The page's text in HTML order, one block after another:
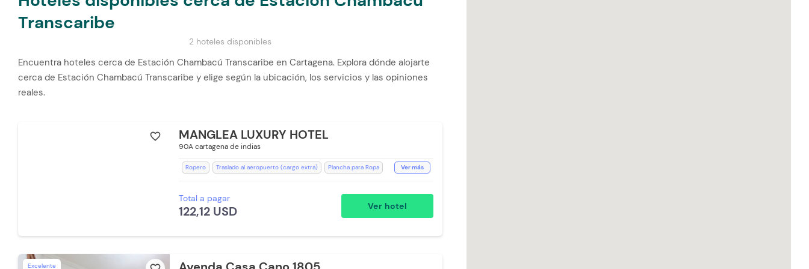
Transcaribe
2 hoteles disponibles
Encuentra hoteles cerca de Estación Chambacú Transcaribe en Cartagena. Explora dónde alojarte
cerca de Estación Chambacú Transcaribe y elige según la ubicación, los servicios y las opiniones
reales.
favorite_border MANGLEA LUXURY HOTEL
90A cartagena de indias
Ropero Traslado al aeropuerto (cargo extra)
Plancha para Ropa
Espacios Impecables
Planta Electrica
Ver más
Total a pagar
122,12 USD Ver hotel
Excelente